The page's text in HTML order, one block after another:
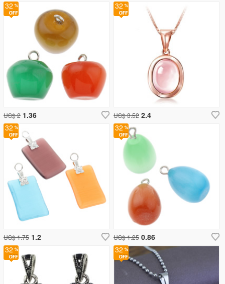
32
US$ 1.25 0.86
32
US$ 3.52 2.4
32
US$ 1.75 1.2
32
US$ 2 1.36
32
32